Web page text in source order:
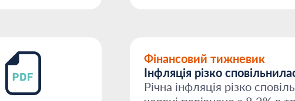
Фінансовий тижневик
Інфляція різко
Річна інфляція різко